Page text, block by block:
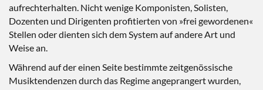
aufrechterhalten. Nicht wenige Komponisten, Solisten,
Dozenten und Dirigenten profitierten von »frei gewordenen«
Stellen oder dienten sich dem System auf andere Art und
Weise an.
Während auf der einen Seite bestimmte zeitgenössische
Musiktendenzen durch das Regime angeprangert wurden,